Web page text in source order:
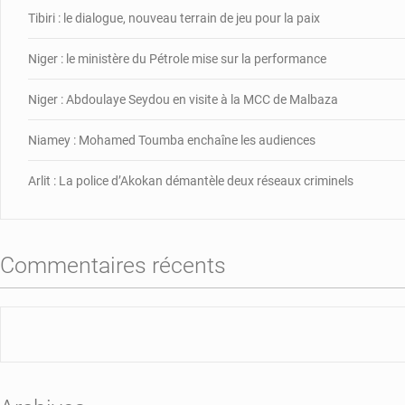
Tibiri : le dialogue, nouveau terrain de jeu pour la paix
Niger : le ministère du Pétrole mise sur la performance
Niger : Abdoulaye Seydou en visite à la MCC de Malbaza
Niamey : Mohamed Toumba enchaîne les audiences
Arlit : La police d’Akokan démantèle deux réseaux criminels
Commentaires récents